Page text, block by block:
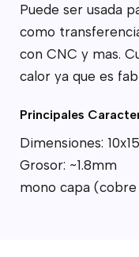
Puede ser usada
como
con CNC y mas.
calor ya que es
Principales
Dimensiones:
Grosor: ~1.8mm
mono capa